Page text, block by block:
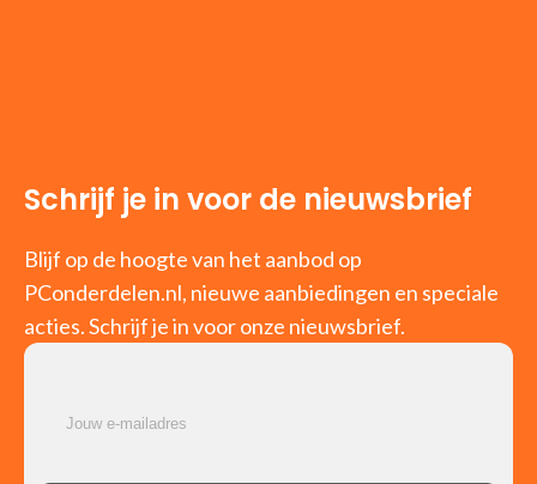
Schrijf je in voor de nieuwsbrief
Blijf op de hoogte van het aanbod op
PConderdelen.nl, nieuwe aanbiedingen en speciale
acties. Schrijf je in voor onze nieuwsbrief.